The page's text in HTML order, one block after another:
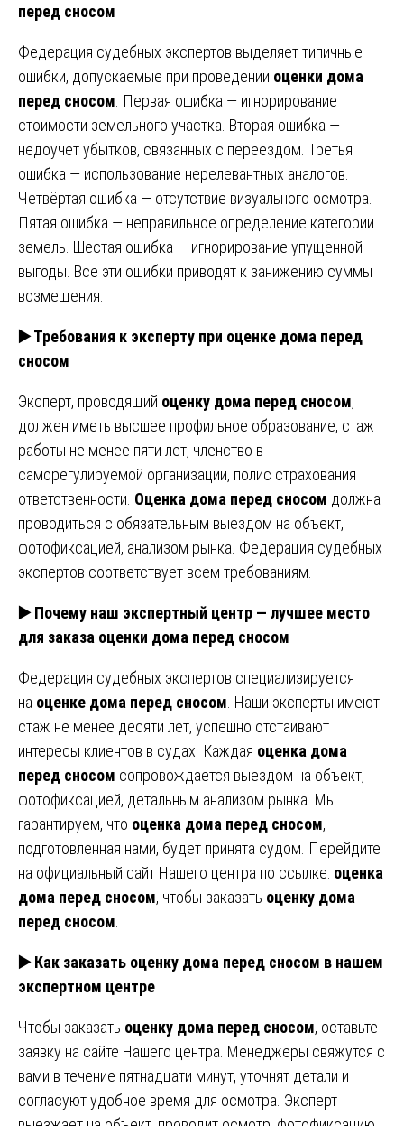
перед сносом
Федерация судебных экспертов выделяет типичные
ошибки, допускаемые при проведении оценки дома
перед сносом . Первая ошибка — игнорирование
стоимости земельного участка. Вторая ошибка —
недоучёт убытков, связанных с переездом. Третья
ошибка — использование нерелевантных аналогов.
Четвёртая ошибка — отсутствие визуального осмотра.
Пятая ошибка — неправильное определение категории
земель. Шестая ошибка — игнорирование упущенной
выгоды. Все эти ошибки приводят к занижению суммы
возмещения.
▶️ Требования к эксперту при оценке дома перед
сносом
Эксперт, проводящий оценку дома перед сносом,
должен иметь высшее профильное образование, стаж
работы не менее пяти лет, членство в
саморегулируемой организации, полис страхования
ответственности. Оценка дома перед сносом должна
проводиться с обязательным выездом на объект,
фотофиксацией, анализом рынка. Федерация судебных
экспертов соответствует всем требованиям.
▶️ Почему наш экспертный центр — лучшее место
для заказа оценки дома перед сносом
Федерация судебных экспертов специализируется
на оценке дома перед сносом . Наши эксперты имеют
стаж не менее десяти лет, успешно отстаивают
интересы клиентов в судах. Каждая оценка дома
перед сносом сопровождается выездом на объект,
фотофиксацией, детальным анализом рынка. Мы
гарантируем, что оценка дома перед сносом,
подготовленная нами, будет принята судом. Перейдите
на официальный сайт Нашего центра по ссылке: оценка
дома перед сносом, чтобы заказать оценку дома
перед сносом
▶️ Как заказать оценку дома перед сносом в нашем
экспертном центре
Чтобы заказать оценку дома перед сносом, оставьте
заявку на сайте Нашего центра. Менеджеры свяжутся с
вами в течение пятнадцати минут, уточнят детали и
согласуют удобное время для осмотра. Эксперт